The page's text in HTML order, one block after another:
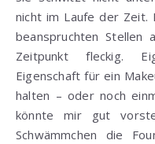
nicht im Laufe der Zeit.
beanspruchten
Zeitpunkt fleckig.
Eigenschaft für ein
halten – oder noch
könnte mir gut
Schwämmchen die